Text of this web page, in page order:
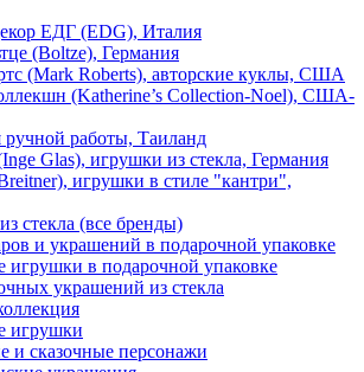
ЕДГ (EDG), Италия
(Boltze), Германия
(Mark Roberts), авторские куклы, США
(Katherine’s Collection-Noel), США-
работы, Таиланд
Glas), игрушки из стекла, Германия
игрушки в стиле "кантри",
стекла (все бренды)
и украшений в подарочной упаковке
в подарочной упаковке
украшений из стекла
игрушки
и сказочные персонажи